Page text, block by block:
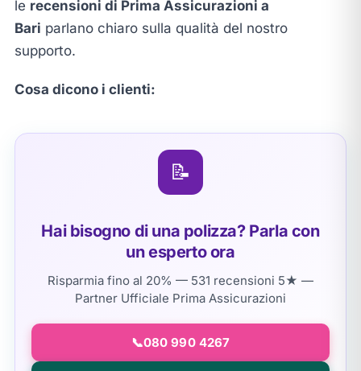
le recensioni di Prima Assicurazioni a
Bari parlano chiaro sulla qualità del nostro
supporto.
Cosa dicono i clienti:
📝
Hai bisogno di una polizza? Parla con
un esperto ora
Risparmia fino al 20% — 531 recensioni 5★ —
Partner Ufficiale Prima Assicurazioni
📞080 990 4267